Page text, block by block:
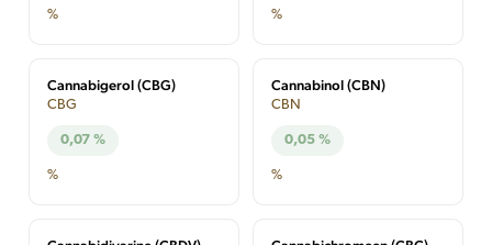
% %
Cannabigerol (CBG)
CBG
0,07 %
%
Cannabinol (CBN)
CBN
0,05 %
%